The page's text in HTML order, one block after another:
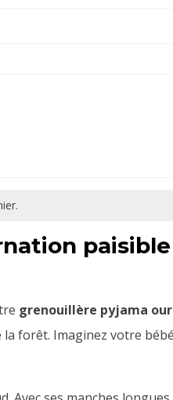
grenouillère pyjama
forêt. Imaginez votre